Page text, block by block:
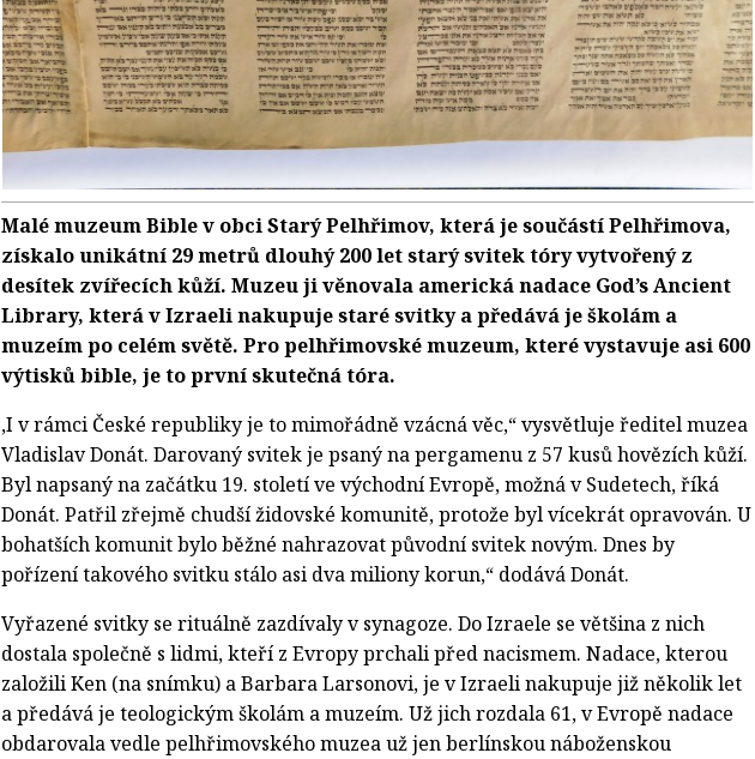
Malé muzeum Bible v obci Starý Pelhřimov, která je součástí Pelhřimova,
získalo unikátní 29 metrů dlouhý 200 let starý svitek tóry vytvořený z
desítek zvířecích kůží. Muzeu ji věnovala americká nadace God’s Ancient
Library, která v Izraeli nakupuje staré svitky a předává je školám a
muzeím po celém světě. Pro pelhřimovské muzeum, které vystavuje asi 600
výtisků bible, je to první skutečná tóra.
,I v rámci České republiky je to mimořádně vzácná věc,“ vysvětluje ředitel muzea
Vladislav Donát. Darovaný svitek je psaný na pergamenu z 57 kusů hovězích kůží.
Byl napsaný na začátku 19. století ve východní Evropě, možná v Sudetech, říká
Donát. Patřil zřejmě chudší židovské komunitě, protože byl vícekrát opravován. U
bohatších komunit bylo běžné nahrazovat původní svitek novým. Dnes by
pořízení takového svitku stálo asi dva miliony korun,“ dodává Donát.
Vyřazené svitky se rituálně zazdívaly v synagoze. Do Izraele se většina z nich
dostala společně s lidmi, kteří z Evropy prchali před nacismem. Nadace, kterou
založili Ken (na snímku) a Barbara Larsonovi, je v Izraeli nakupuje již několik let
a předává je teologickým školám a muzeím. Už jich rozdala 61, v Evropě nadace
obdarovala vedle pelhřimovského muzea už jen berlínskou náboženskou